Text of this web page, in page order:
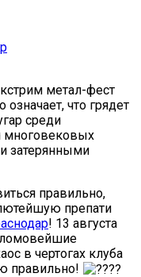
метал-фест
означает, что грядет
среди
многовековых
затерянными
правильно,
препати
! 13 августа
ломовейшие
в чертогах клуба
правильно!